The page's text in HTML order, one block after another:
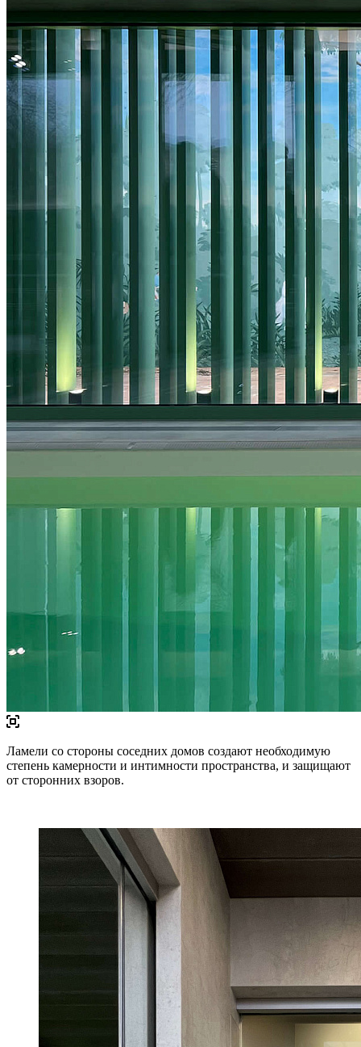
Ламели со стороны соседних домов создают необходимую
степень камерности и интимности пространства, и защищают
от сторонних взоров.